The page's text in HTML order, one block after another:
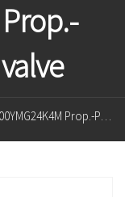
Pressure reducing valve